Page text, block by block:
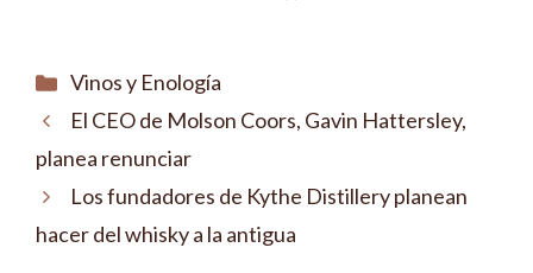
Categorías
Vinos y Enología
El CEO de Molson Coors, Gavin Hattersley,
planea renunciar
Los fundadores de Kythe Distillery planean
hacer del whisky a la antigua